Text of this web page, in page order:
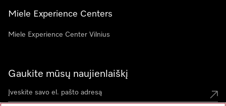
Miele Experience Centers
Miele Experience Center Vilnius
Gaukite mūsų naujienlaiškį